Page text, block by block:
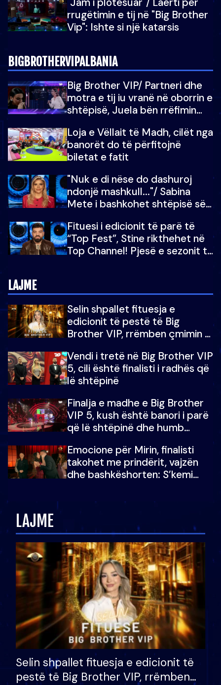
rrugëtimin e tij në "Big Brother
Vip": Ishte si një katarsis
BIGBROTHERVIPALBANIA
Big Brother VIP/ Partneri dhe
motra e tij iu vranë në oborrin e
shtëpisë, Juela bën rrëfimin
do të martoheshim, por zemra
mu copëtua
Loja e Vëllait të Madh, cilët nga
banorët do të përfitojnë
biletat e fatit
"Nuk e di nëse do dashuroj
ndonjë mashkull..."/ Sabina
Mete i bashkohet shtëpisë së
për në fund!
Fituesi i edicionit të parë të
“Top Fest”, Stine rikthehet në
Top Channel! Pjesë e sezonit të
LAJME
Selin shpallet fituesja e
edicionit të pestë të Big
Brother VIP, rrëmben çmimin e
Vendi i tretë në Big Brother VIP
5, cili është finalisti i radhës që
lë shtëpinë
Finalja e madhe e Big Brother
VIP 5, kush është banori i parë
që lë shtëpinë dhe humb
çmimin e madh
Emocione për Mirin, finalisti
takohet me prindërit, vajzën
dhe bashkëshorten: S’kemi
LAJME
Selin shpallet fituesja e edicionit të
pestë të Big Brother VIP, rrëmben